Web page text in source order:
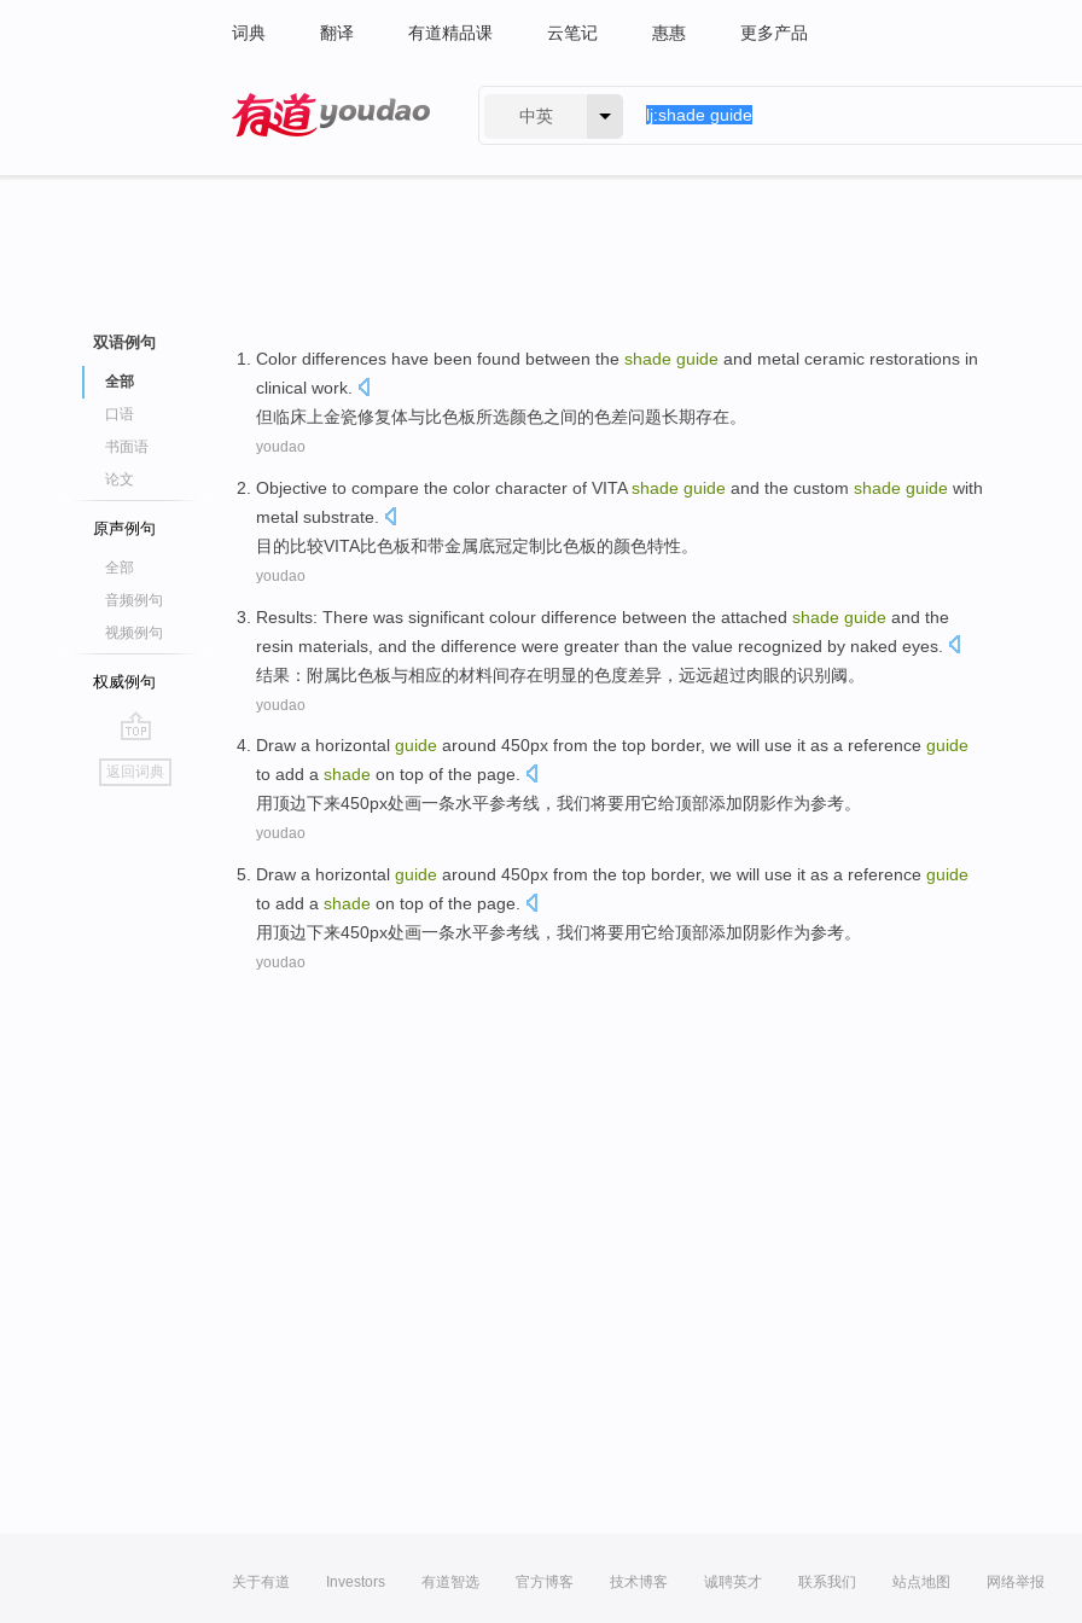
词典 翻译 有道精品课 云笔记 惠惠 更多产品
中英
双语例句
全部
口语
书面语
论文
原声例句
全部
音频例句
视频例句
权威例句
go
top
返回词典
Color differences have been found between the shade guide and metal ceramic restorations in
clinical work.
但临床上金瓷修复体与比色板所选颜色之间的色差问题长期存在。
youdao
Objective to compare the color character of VITA shade guide and the custom shade guide with
metal substrate
目的比较VITA比色板和带金属底冠定制 比色板的颜色特性。
youdao
Results: There was significant colour difference between the attached shade guide and the
resin materials , and the difference were greater than the value recognized by naked eyes.
结果 ： 附属比色板与相应的材料间存在明显的色度差异 ， 远远超过肉眼的识别阈。
youdao
Draw a horizontal guide around 450px from the top border, we will use it as a reference guide
to add a shade on top of the page.
用顶边下来450px处画一条水平参考线， 我们将要用它给顶部添加阴影作为参考。
youdao
Draw a horizontal guide around 450px from the top border, we will use it as a reference guide
to add a shade on top of the page.
用顶边下来450px处画一条水平参考线， 我们将要用它给顶部添加阴影作为参考。
youdao
关于有道 Investors 有道智选 官方博客 技术博客 诚聘英才 联系我们 站点地图 网络举报